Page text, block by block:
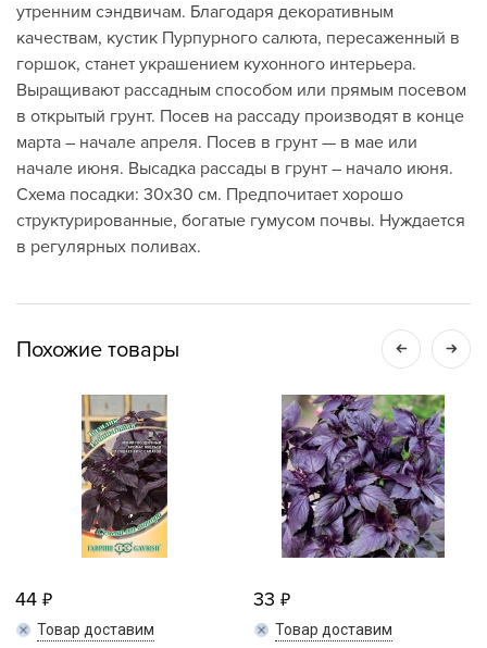
утренним сэндвичам. Благодаря декоративным
качествам, кустик Пурпурного салюта, пересаженный в
горшок, станет украшением кухонного интерьера.
Выращивают рассадным способом или прямым посевом
в открытый грунт. Посев на рассаду производят в конце
марта – начале апреля. Посев в грунт — в мае или
начале июня. Высадка рассады в грунт – начало июня.
Схема посадки: 30x30 см. Предпочитает хорошо
структурированные, богатые гумусом почвы. Нуждается
в регулярных поливах.
Похожие товары
44
Товар доставим
33
Товар доставим